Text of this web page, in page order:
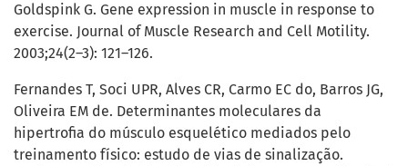
Goldspink G. Gene expression in muscle in response to
exercise. Journal of Muscle Research and Cell Motility.
2003;24(2–3): 121–126.
Fernandes T, Soci UPR, Alves CR, Carmo EC do, Barros JG,
Oliveira EM de. Determinantes moleculares da
hipertrofia do músculo esquelético mediados pelo
treinamento físico: estudo de vias de sinalização.